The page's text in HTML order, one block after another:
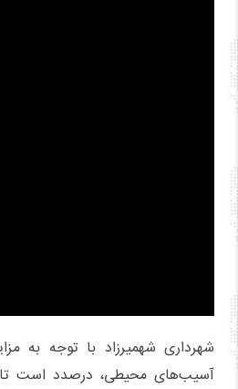
شهرداری شهمیرزاد با توجه به
آسیب‌های محیطی، درصدد است